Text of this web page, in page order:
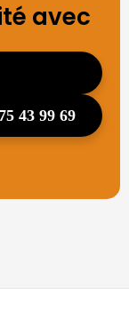
avec
43 99 69